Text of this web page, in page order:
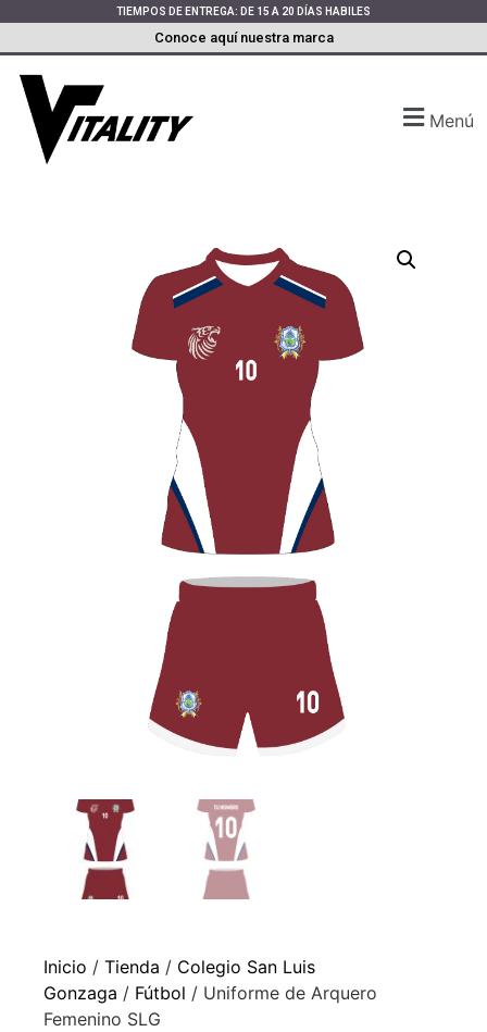
TIEMPOS DE ENTREGA: DE 15 A 20 DÍAS HABILES
Conoce aquí nuestra marca
Menú
Inicio / Tienda / Colegio San Luis
Gonzaga / Fútbol / Uniforme de Arquero
Femenino SLG